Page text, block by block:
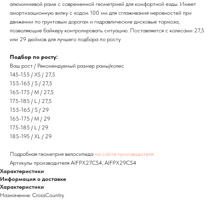
алюминиевой раме с современной геометрией для комфортной езды. Имеет
амортизационную вилку с ходом 100 мм для сглаживания неровностей при
движении по грунтовым дорогам и гидравлические дисковые тормоза,
позволяющие байкеру контролировать ситуацию. Поставляется с колесами 27,5
или 29 дюймов для лучшего подбора по росту
Подбор по росту:
Ваш рост / Рекомендуемый размер рамы/колес
145-155 / XS / 27,5
155-165 / S / 27,5
165-175 / M / 27,5
175-185 / L / 27,5
155-165 / S / 29
165-175 / M / 29
175-185 / L / 29
185-195 / XL / 29
Подробная геометрия велосипеда на сайте производителя
Артикулы производителя AIFPX27CS4, AIFPX29CS4
Характеристики
Информация о доставке
Характеристики
Назначение: CrossCountry